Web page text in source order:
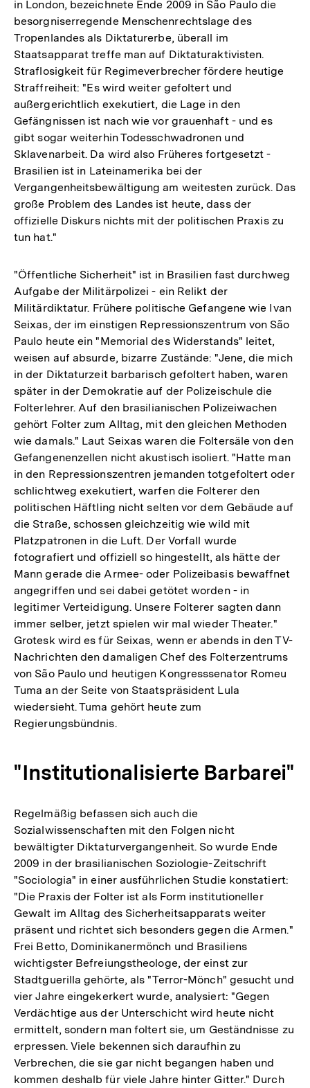
in London, bezeichnete Ende 2009 in São Paulo die
besorgniserregende Menschenrechtslage des
Tropenlandes als Diktaturerbe, überall im
Staatsapparat treffe man auf Diktaturaktivisten.
Straflosigkeit für Regimeverbrecher fördere heutige
Straffreiheit: "Es wird weiter gefoltert und
außergerichtlich exekutiert, die Lage in den
Gefängnissen ist nach wie vor grauenhaft - und es
gibt sogar weiterhin Todesschwadronen und
Sklavenarbeit. Da wird also Früheres fortgesetzt -
Brasilien ist in Lateinamerika bei der
Vergangenheitsbewältigung am weitesten zurück. Das
große Problem des Landes ist heute, dass der
offizielle Diskurs nichts mit der politischen Praxis zu
tun hat."
"Öffentliche Sicherheit" ist in Brasilien fast durchweg
Aufgabe der Militärpolizei - ein Relikt der
Militärdiktatur. Frühere politische Gefangene wie Ivan
Seixas, der im einstigen Repressionszentrum von São
Paulo heute ein "Memorial des Widerstands" leitet,
weisen auf absurde, bizarre Zustände: "Jene, die mich
in der Diktaturzeit barbarisch gefoltert haben, waren
später in der Demokratie auf der Polizeischule die
Folterlehrer. Auf den brasilianischen Polizeiwachen
gehört Folter zum Alltag, mit den gleichen Methoden
wie damals." Laut Seixas waren die Foltersäle von den
Gefangenenzellen nicht akustisch isoliert. "Hatte man
in den Repressionszentren jemanden totgefoltert oder
schlichtweg exekutiert, warfen die Folterer den
politischen Häftling nicht selten vor dem Gebäude auf
die Straße, schossen gleichzeitig wie wild mit
Platzpatronen in die Luft. Der Vorfall wurde
fotografiert und offiziell so hingestellt, als hätte der
Mann gerade die Armee- oder Polizeibasis bewaffnet
angegriffen und sei dabei getötet worden - in
legitimer Verteidigung. Unsere Folterer sagten dann
immer selber, jetzt spielen wir mal wieder Theater."
Grotesk wird es für Seixas, wenn er abends in den TV-
Nachrichten den damaligen Chef des Folterzentrums
von São Paulo und heutigen Kongresssenator Romeu
Tuma an der Seite von Staatspräsident Lula
wiedersieht. Tuma gehört heute zum
Regierungsbündnis.
"Institutionalisierte Barbarei"
Regelmäßig befassen sich auch die
Sozialwissenschaften mit den Folgen nicht
bewältigter Diktaturvergangenheit. So wurde Ende
2009 in der brasilianischen Soziologie-Zeitschrift
"Sociologia" in einer ausführlichen Studie konstatiert:
"Die Praxis der Folter ist als Form institutioneller
Gewalt im Alltag des Sicherheitsapparats weiter
präsent und richtet sich besonders gegen die Armen."
Frei Betto, Dominikanermönch und Brasiliens
wichtigster Befreiungstheologe, der einst zur
Stadtguerilla gehörte, als "Terror-Mönch" gesucht und
vier Jahre eingekerkert wurde, analysiert: "Gegen
Verdächtige aus der Unterschicht wird heute nicht
ermittelt, sondern man foltert sie, um Geständnisse zu
erpressen. Viele bekennen sich daraufhin zu
Verbrechen, die sie gar nicht begangen haben und
kommen deshalb für viele Jahre hinter Gitter." Durch